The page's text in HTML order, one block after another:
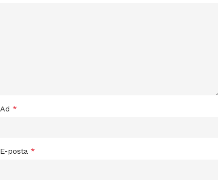
Ad *
E-posta *